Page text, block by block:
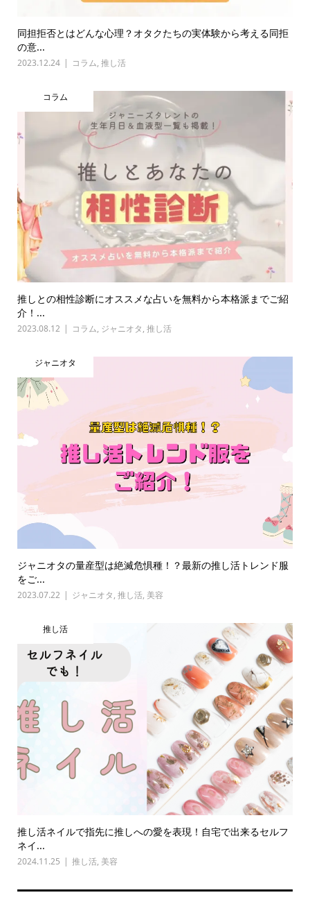
同担拒否とはどんな心理？オタクたちの実体験から考える同拒
の意...
2023.12.24 コラム, 推し活
コラム
推しとの相性診断にオススメな占いを無料から本格派までご紹
介！...
2023.08.12 コラム, ジャニオタ, 推し活
ジャニオタ
ジャニオタの量産型は絶滅危惧種！？最新の推し活トレンド服
をご...
2023.07.22 ジャニオタ, 推し活, 美容
推し活
推し活ネイルで指先に推しへの愛を表現！自宅で出来るセルフ
ネイ...
2024.11.25 推し活, 美容